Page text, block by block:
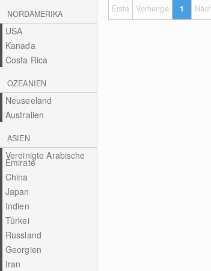
NORDAMERIKA
USA
Kanada
Costa Rica
OZEANIEN
Neuseeland
Australien
ASIEN
Vereinigte Arabische
Emirate
China
Japan
Indien
Türkei
Russland
Georgien
Iran
Erste Vorherige 1